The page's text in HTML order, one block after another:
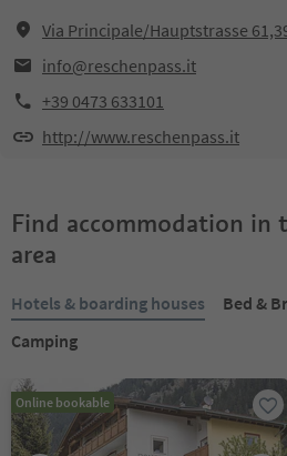
Via Principale/Hauptstrasse
info@reschenpass.it
+39 0473 633101
http://www.reschenpass.it
Find accommodation in
area
Hotels & boarding houses Bed &
Camping
Online bookable